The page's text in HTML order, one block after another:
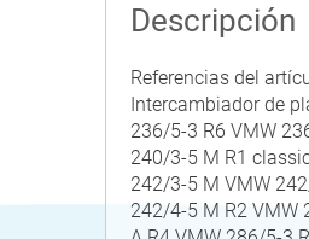
Descripción
Referencias del
Intercambiador de
236/5-3 R6 VMW
240/3-5 M R1
242/3-5 M VMW
242/4-5 M R2 VMW